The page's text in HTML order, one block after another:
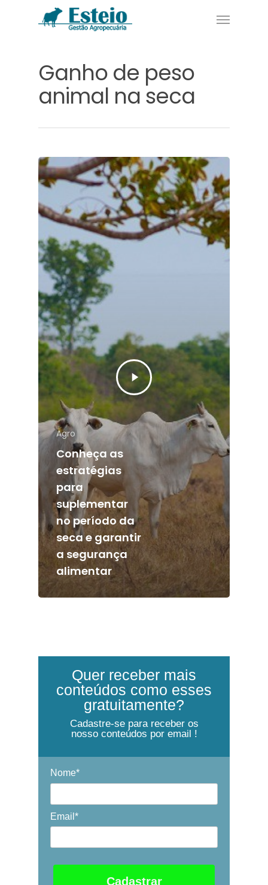
Ganho de peso
animal na seca
Agro
Conheça as
estratégias
para
suplementar
no período da
seca e garantir
a segurança
alimentar
Quer receber mais
conteúdos como esses
gratuitamente?
Cadastre-se para receber os
nosso conteúdos por email !
Nome*
Email*
Cadastrar